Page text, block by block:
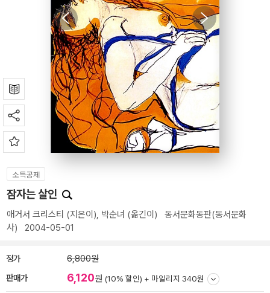
소득공제
잠자는 살인
애거서 크리스티 (지은이), 박순녀 (옮긴이) 동서문화동판(동서문화
사) 2004-05-01
정가 6,800원
판매가 6,120원 (10% 할인) + 마일리지 340원